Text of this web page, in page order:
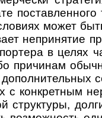
может
непри­ня­тие
в целях
при­чи­нам
с конк­рет­ным
струк­туры,